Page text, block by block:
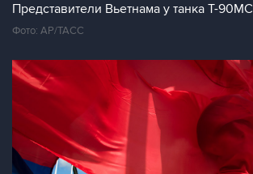
Представители Вьетнама у танка Т-90МС
Фото: AP/TAСС